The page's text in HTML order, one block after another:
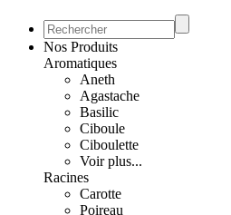
Nos Produits
Aromatiques
Aneth
Agastache
Basilic
Ciboule
Ciboulette
Voir plus...
Racines
Carotte
Poireau